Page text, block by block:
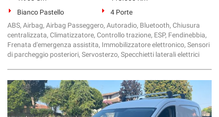
Bianco Pastello
4 Porte
ABS, Airbag, Airbag Passeggero, Autoradio, Bluetooth, Chiusura
centralizzata, Climatizzatore, Controllo trazione, ESP, Fendinebbia,
Frenata d'emergenza assistita, Immobilizzatore elettronico, Sensori
di parcheggio posteriori, Servosterzo, Specchietti laterali elettrici